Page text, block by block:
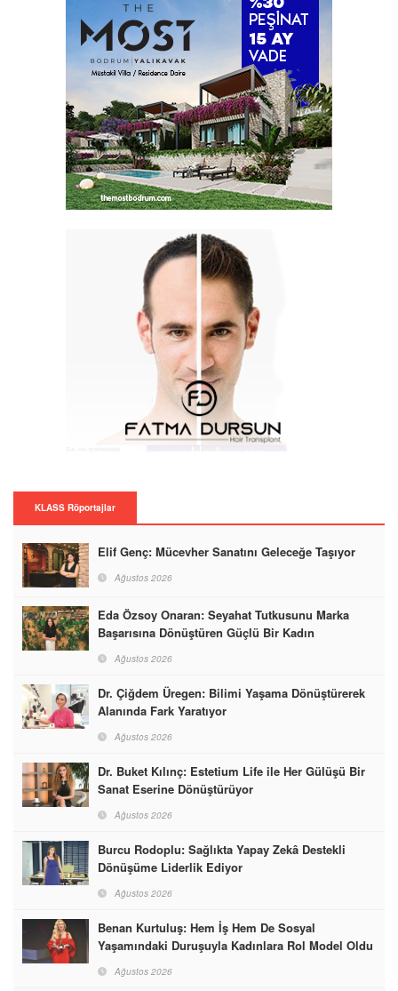
KLASS Röportajlar
Elif Genç: Mücevher Sanatını Geleceğe Taşıyor
Ağustos 2026
Eda Özsoy Onaran: Seyahat Tutkusunu Marka
Başarısına Dönüştüren Güçlü Bir Kadın
Ağustos 2026
Dr. Çiğdem Üregen: Bilimi Yaşama Dönüştürerek
Alanında Fark Yaratıyor
Ağustos 2026
Dr. Buket Kılınç: Estetium Life ile Her Gülüşü Bir
Sanat Eserine Dönüştürüyor
Ağustos 2026
Burcu Rodoplu: Sağlıkta Yapay Zekâ Destekli
Dönüşüme Liderlik Ediyor
Ağustos 2026
Benan Kurtuluş: Hem İş Hem De Sosyal
Yaşamındaki Duruşuyla Kadınlara Rol Model Oldu
Ağustos 2026